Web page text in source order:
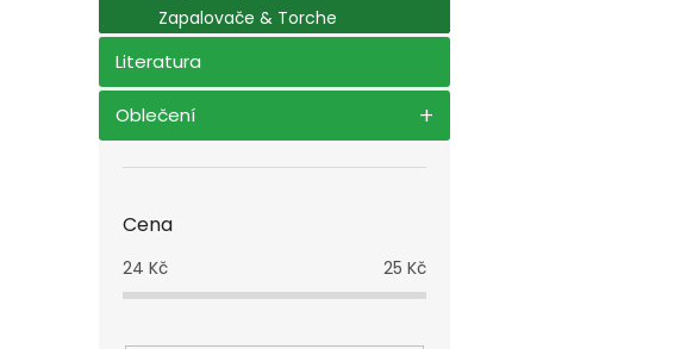
Zapalovače & Torche
Literatura
Oblečení
Cena
24 Kč 25 Kč